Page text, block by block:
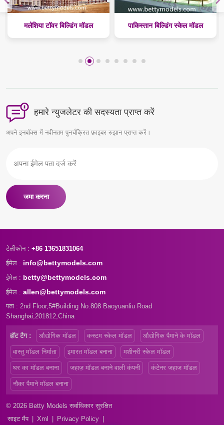
मलेशिया टॉवर बिल्डिंग मॉडल पाकिस्तान बिल्डिंग स्केल मॉडल
हमारे न्युजलेटर की सदस्यता प्राप्त करें
अपने इनबॉक्स में नवीनतम पुनर्चक्रित फ़ाइबर रुझान प्राप्त करें।
जमा करना
टेलीफोन : +86 13651831064
ईमेल : info@bettymodels.com
ईमेल : betty@bettymodels.com
ईमेल : allen@bettymodels.com
पता : 2nd Floor,5#Building No.808 Baoyuanliu Road
Shanghai,201812,China
हॉट टैग : औद्योगिक मॉडल कस्टम स्केल मॉडल औद्योगिक पैमाने के मॉडल
वास्तु मॉडल निर्माता इमारत मॉडल बनाना मशीनरी स्केल मॉडल
घर का मॉडल बनाना जहाज़ मॉडल बनाने वाली कंपनी कंटेनर जहाज मॉडल
नौका पैमाने मॉडल बनाना
© 2026 Betty Models सर्वाधिकार सुरक्षित
साइट मैप
Xml Privacy Policy